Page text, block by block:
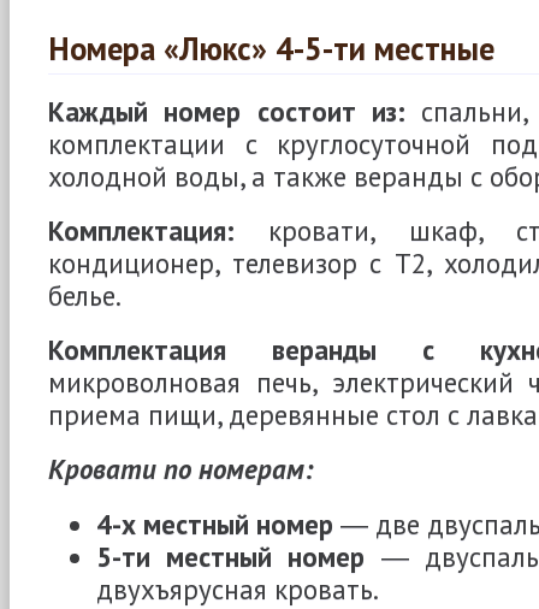
Номера «Люкс» 4-5-ти местные
Каждый номер состоит из:
комплектации с круглосуточной
холодной воды, а также веранды с
Комплектация: кровати, шкаф,
кондиционер, телевизор с Т2,
белье.
Комплектация веранды с
микроволновая печь,
приема пищи, деревянные стол с
Кровати по номерам:
4-х местный номер ― две
5-ти местный номер ―
двухъярусная кровать.